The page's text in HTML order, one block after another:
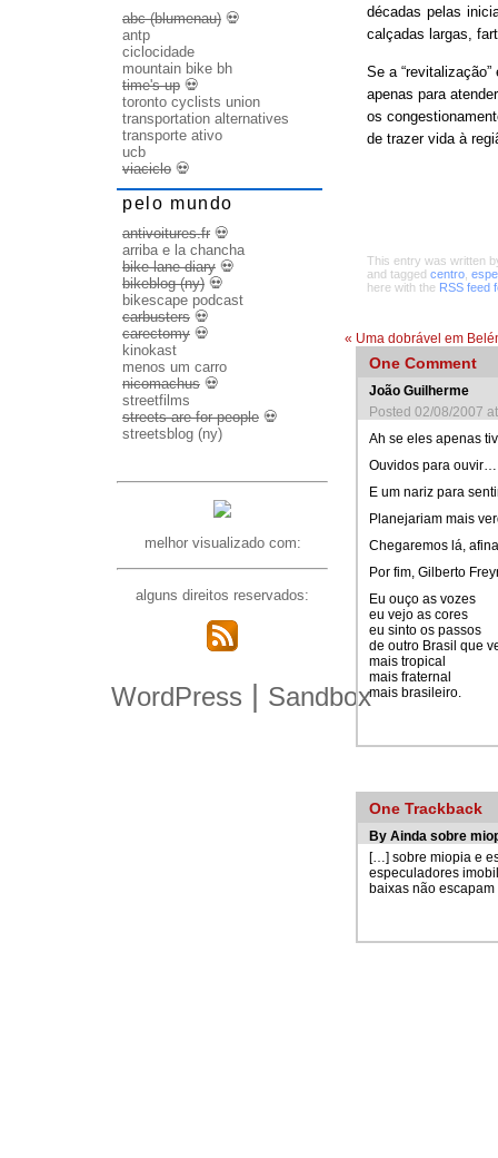
décadas pelas
calçadas largas,
Se a
apenas para
os
de trazer vida à
This entry was written
and tagged centro
here with the RSS feed
« Uma dobrável em
One Comment
João Guilherme
Posted 02/08/2007
Ah se eles apenas
Ouvidos para ouvir…
E um nariz para
Planejariam mais
Chegaremos lá,
Por fim, Gilberto
Eu ouço as vozes
eu vejo as cores
eu sinto os passos
de outro Brasil que
mais tropical
mais fraternal
mais brasileiro.
One Trackback
By Ainda sobre
[…] sobre miopia e
especuladores
baixas não
abc (blumenau) 💀
antp
ciclocidade
mountain bike bh
time's up 💀
toronto cyclists union
transportation alternatives
transporte ativo
ucb
viaciclo 💀
pelo mundo
antivoitures.fr 💀
arriba e la chancha
bike lane diary 💀
bikeblog (ny) 💀
bikescape podcast
carbusters 💀
carectomy 💀
kinokast
menos um carro
nicomachus 💀
streetfilms
streets are for people 💀
streetsblog (ny)
melhor visualizado com:
alguns direitos reservados:
WordPress Sandbox